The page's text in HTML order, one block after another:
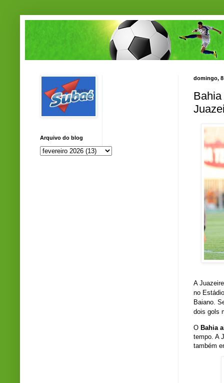
domingo, 8
A
no
Baiano.
dois gols
O Bahia
tempo. A
também
Arquivo do blog